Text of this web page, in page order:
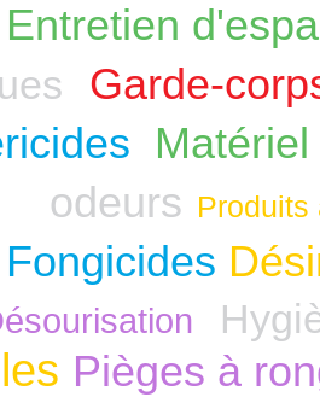
Entretien
Garde-
odeurs Produits
Fongicides
Pièges à